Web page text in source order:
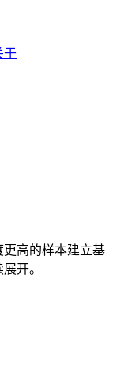
于
高的样本建立基
开。